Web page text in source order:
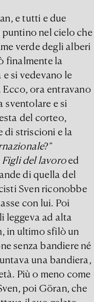
e tutti e due
nel cielo che
verde degli alberi
finalmente la
si vedevano le
ora entravano
sventolare e si
del corteo,
di striscioni e la
?”
Figli del lavoroed
di quella del
Sven riconobbe
con lui. Poi
leggeva ad alta
in ultimo sfilò un
senza bandiere né
una bandiera,
Più o meno come
poi Göran, che